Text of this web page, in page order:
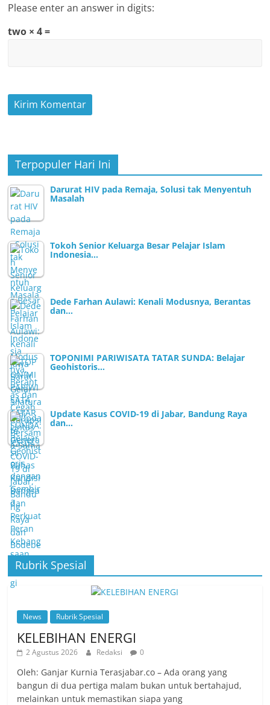
Please enter an answer in digits:
two × 4 =
Terpopuler Hari Ini
Darurat HIV pada Remaja, Solusi tak Menyentuh
Masalah
Tokoh Senior Keluarga Besar Pelajar Islam
Indonesia…
Dede Farhan Aulawi: Kenali Modusnya, Berantas
dan…
TOPONIMI PARIWISATA TATAR SUNDA: Belajar
Geohistoris…
Update Kasus COVID-19 di Jabar, Bandung Raya
dan…
Rubrik Spesial
News Rubrik Spesial
KELEBIHAN ENERGI
2 Agustus 2026 Redaksi 0
Oleh: Ganjar Kurnia Terasjabar.co – Ada orang yang
bangun di dua pertiga malam bukan untuk bertahajud,
melainkan untuk memastikan siapa yang